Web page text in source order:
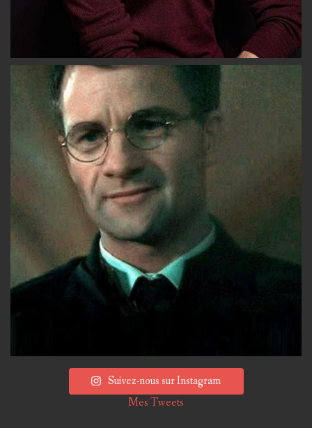
Suivez-nous sur Instagram
Mes Tweets